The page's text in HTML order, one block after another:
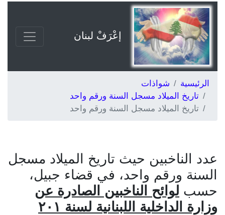
إعْرَفْ لبنان
الرئيسية
شواذات
تاريخ الميلاد مسجل السنة ورقم واحد
تاريخ الميلاد مسجل السنة ورقم واحد
عدد الناخبين حيث تاريخ الميلاد مسجل
السنة ورقم واحد، في قضاء جبيل،
حسب لوائح الناخبين الصادرة عن
وزارة الداخلية اللبنانية لسنة ٢٠١